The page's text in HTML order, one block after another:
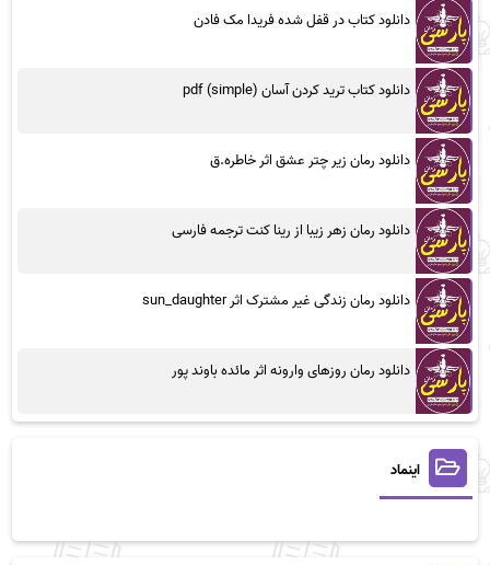
دانلود کتاب در قفل شده فریدا مک فادن
دانلود کتاب ترید کردن آسان (simple) pdf
دانلود رمان زیر چتر عشق اثر خاطره.ق
دانلود رمان زهر زیبا از رینا کنت ترجمه فارسی
دانلود رمان زندگی غیر مشترک اثر sun_daughter
دانلود رمان روزهای وارونه اثر مائده باوند پور
اینماد